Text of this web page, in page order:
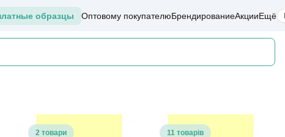
образцы Оптовому покупателюБрендированиеАкцииЕщё
2 товари 11 товарів